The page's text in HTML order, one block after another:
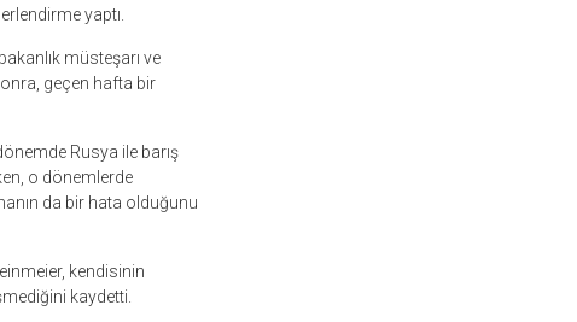
yaptı.
müsteşarı ve
geçen hafta bir
Rusya ile barış
o dönemlerde
da bir hata olduğunu
kendisinin
kaydetti.